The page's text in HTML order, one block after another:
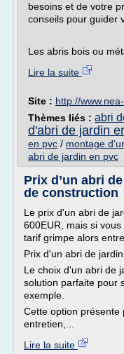
besoins et de votre
conseils pour guider
Les abris bois ou
Lire la suite
Site : http://
Thèmes liés : abri
d'abri de jardin
en pvc / montage
abri de jardin en pvc
Prix d’un abri
de construction
Le prix d'un abri de
600EUR, mais si
tarif grimpe alors
Prix d'un abri de
Le choix d'un abri de
solution parfaite pour
exemple.
Cette option présente
entretien,...
Lire la suite